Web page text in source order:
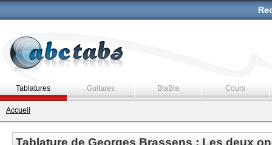
Tablatures Guitares BlaBla Cours
Accueil
Tablature de Georges Brassens : Les deux